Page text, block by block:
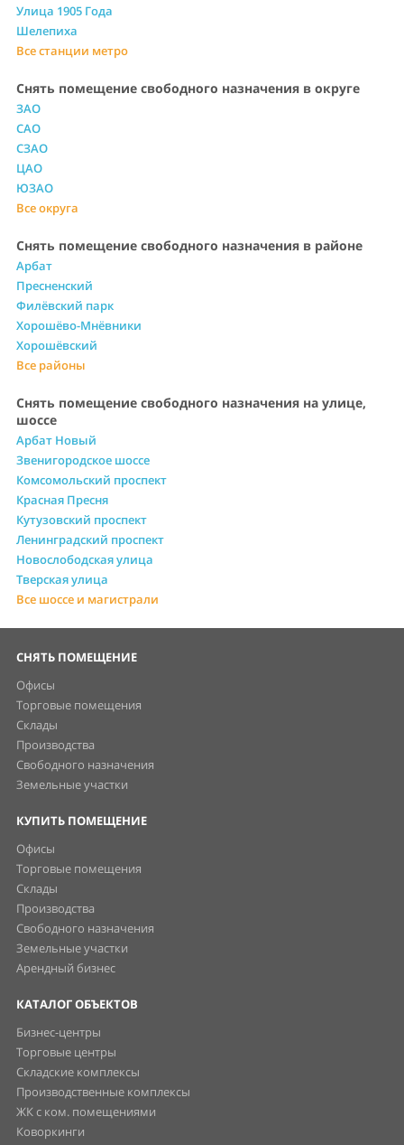
Улица 1905 Года
Шелепиха
Все станции метро
Снять помещение свободного назначения в округе
ЗАО
САО
СЗАО
ЦАО
ЮЗАО
Все округа
Снять помещение свободного назначения в районе
Арбат
Пресненский
Филёвский парк
Хорошёво-Мнёвники
Хорошёвский
Все районы
Снять помещение свободного назначения на улице,
шоссе
Арбат Новый
Звенигородское шоссе
Комсомольский проспект
Красная Пресня
Кутузовский проспект
Ленинградский проспект
Новослободская улица
Тверская улица
Все шоссе и магистрали
СНЯТЬ ПОМЕЩЕНИЕ
Офисы
Торговые помещения
Склады
Производства
Свободного назначения
Земельные участки
КУПИТЬ ПОМЕЩЕНИЕ
Офисы
Торговые помещения
Склады
Производства
Свободного назначения
Земельные участки
Арендный бизнес
КАТАЛОГ ОБЪЕКТОВ
Бизнес-центры
Торговые центры
Складские комплексы
Производственные комплексы
ЖК с ком. помещениями
Коворкинги